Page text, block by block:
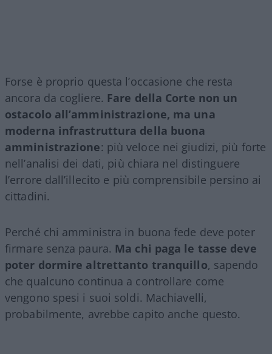
Forse è proprio questa l’occasione che resta
ancora da cogliere. Fare della Corte non un
ostacolo all’amministrazione, ma una
moderna infrastruttura della buona
amministrazione: più veloce nei giudizi, più forte
nell’analisi dei dati, più chiara nel distinguere
l’errore dall’illecito e più comprensibile persino ai
cittadini.
Perché chi amministra in buona fede deve poter
firmare senza paura. Ma chi paga le tasse deve
poter dormire altrettanto tranquillo, sapendo
che qualcuno continua a controllare come
vengono spesi i suoi soldi. Machiavelli,
probabilmente, avrebbe capito anche questo.